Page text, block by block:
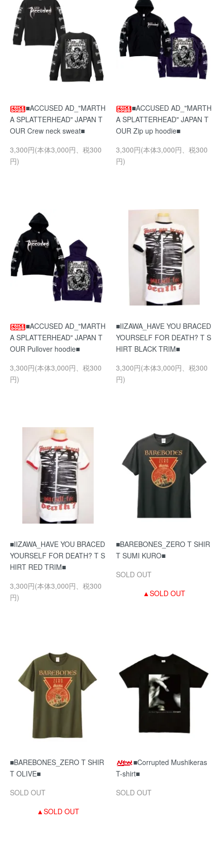
■ACCUSED AD_"MARTH
A SPLATTERHEAD" JAPAN T
OUR Crew neck sweat■
3,300円(本体3,000円、税300
円)
■ACCUSED AD_"MARTH
A SPLATTERHEAD" JAPAN T
OUR Zip up hoodie■
3,300円(本体3,000円、税300
円)
■ACCUSED AD_"MARTH
A SPLATTERHEAD" JAPAN T
OUR Pullover hoodie■
3,300円(本体3,000円、税300
円)
■IIZAWA_HAVE YOU BRACED
YOURSELF FOR DEATH? T S
HIRT BLACK TRIM■
3,300円(本体3,000円、税300
円)
■IIZAWA_HAVE YOU BRACED
YOURSELF FOR DEATH? T S
HIRT RED TRIM■
3,300円(本体3,000円、税300
円)
■BAREBONES_ZERO T SHIR
T SUMI KURO■
SOLD OUT
▲SOLD OUT
■BAREBONES_ZERO T SHIR
T OLIVE■
SOLD OUT
▲SOLD OUT
■Corrupted Mushikeras
T-shirt■
SOLD OUT